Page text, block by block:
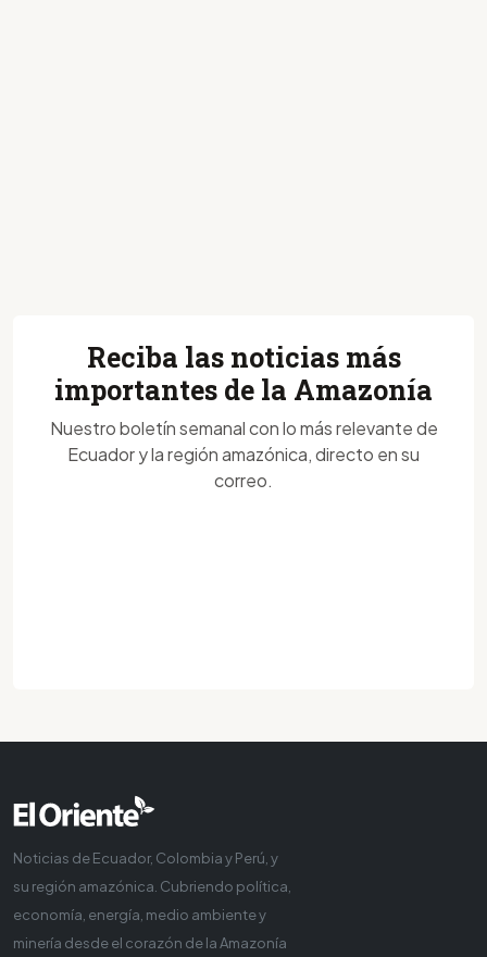
Reciba las noticias más
importantes de la Amazonía
Nuestro boletín semanal con lo más relevante de
Ecuador y la región amazónica, directo en su
correo.
Noticias de Ecuador, Colombia y Perú, y
su región amazónica. Cubriendo política,
economía, energía, medio ambiente y
minería desde el corazón de la Amazonía